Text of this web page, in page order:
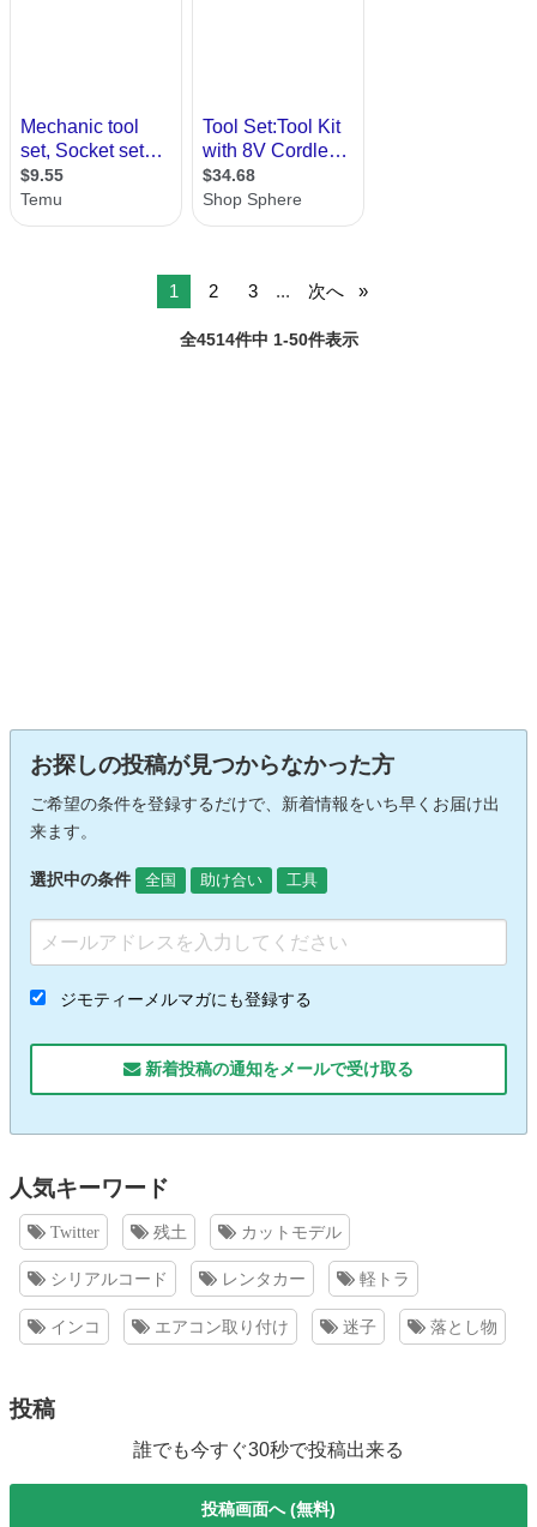
1 2 3 ... 次へ
全4514件中 1-50件表示
お探しの投稿が見つからなかった方
ご希望の条件を登録するだけで、新着情報をいち早くお届け出
来ます。
選択中の条件 全国 助け合い 工具
ジモティーメルマガにも登録する
新着投稿の通知をメールで受け取る
人気キーワード
Twitter 残土 カットモデル
シリアルコード レンタカー 軽トラ
インコ エアコン取り付け 迷子 落とし物
投稿
誰でも今すぐ30秒で投稿出来る
投稿画面へ (無料)